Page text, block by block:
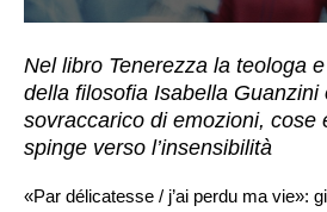
Nel libro Tenerezza la teologa
della filosofia Isabella Guanzini
sovraccarico di emozioni, cose
spinge verso l’insensibilità
«Par délicatesse / j’ai perdu ma vie»: